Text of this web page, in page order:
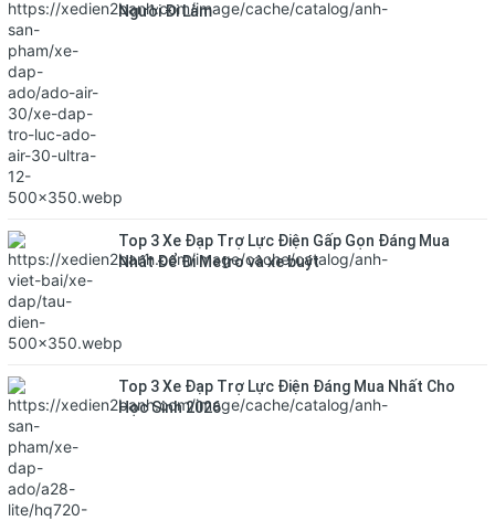
Người Đi Làm
Top 3 Xe Đạp Trợ Lực Điện Gấp Gọn Đáng Mua
Nhất Để Đi Metro và xe buýt
Top 3 Xe Đạp Trợ Lực Điện Đáng Mua Nhất Cho
Học Sinh 2026